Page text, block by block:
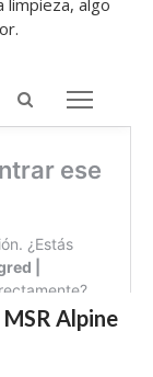
algo
Alpine